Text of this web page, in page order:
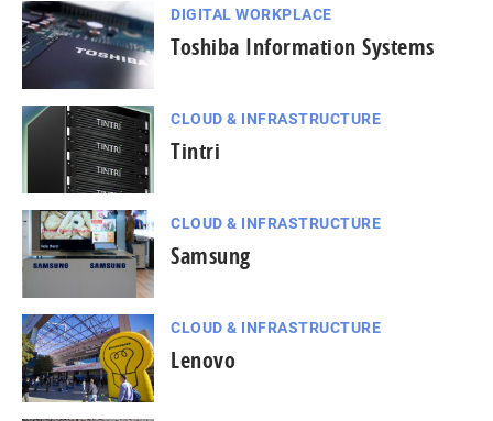
DIGITAL WORKPLACE
Toshiba Information Systems
CLOUD & INFRASTRUCTURE
Tintri
CLOUD & INFRASTRUCTURE
Samsung
CLOUD & INFRASTRUCTURE
Lenovo